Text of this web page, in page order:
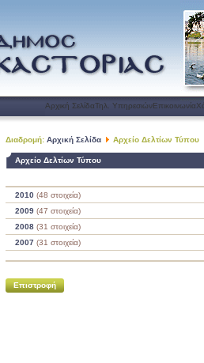
Αρχική ΣελίδαΤηλ. ΥπηρεσιώνΕπικοινωνία
Διαδρομή: Αρχική Σελίδα Αρχείο Δελτίων Τύπου
Αρχείο Δελτίων Τύπου
2010 (48 στοιχεία)
2009 (47 στοιχεία)
2008 (31 στοιχεία)
2007 (31 στοιχεία)